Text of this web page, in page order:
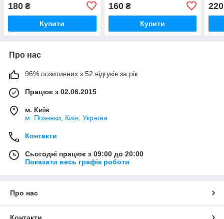
180 ₴
Купити
160₴
Купити
см
220
Про нас
96% позитивних з 52 відгуків за рік
Працює з 02.06.2015
м. Київ
м. Позняки, Київ, Україна
Контакти
Сьогодні працює з 09:00 до 20:00
Показати весь графік роботи
Про нас